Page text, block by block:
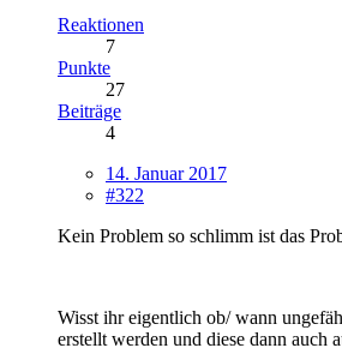
Reaktionen
7
Punkte
27
Beiträge
4
14. Januar 2017
#322
Kein Problem so schlimm ist das
Wisst ihr eigentlich ob/ wann
erstellt werden und diese dann auch